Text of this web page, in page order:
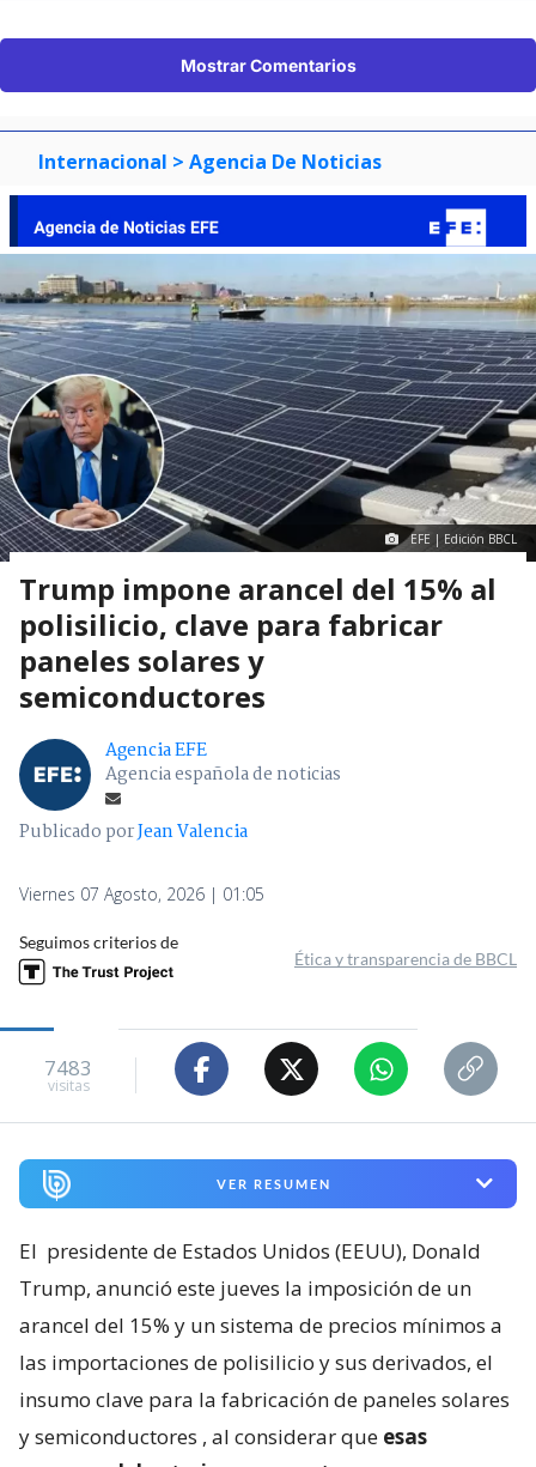
Mostrar Comentarios
Internacional > Agencia De Noticias
EFE | Edición BBCL
Trump impone arancel del 15% al
polisilicio, clave para fabricar
paneles solares y
semiconductores
Agencia EFE
Agencia española de noticias
Publicado porJean Valencia
Viernes 07 Agosto, 2026 | 01:05
Seguimos criterios de
Ética y transparencia de BBCL
7483
visitas
VER RESUMEN
El presidente de Estados Unidos (EEUU), Donald
Trump, anunció este jueves la imposición de un
arancel del 15% y un sistema de precios mínimos a
las importaciones de polisilicio y sus derivados, el
insumo clave para la fabricación de paneles solares
y semiconductores , al considerar que esas